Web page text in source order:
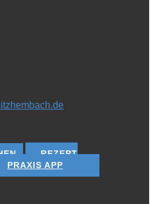
REZEPT
PRAXIS APP